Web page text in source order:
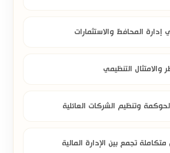
إدارة المحافظ والاستثمارات
والامتثال التنظيمي
وتنظيم الشركات العائلية
تجمع بين الإدارة المالية